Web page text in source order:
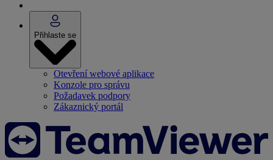
Přihlaste se
Otevření webové aplikace
Konzole pro správu
Požadavek podpory
Zákaznický portál